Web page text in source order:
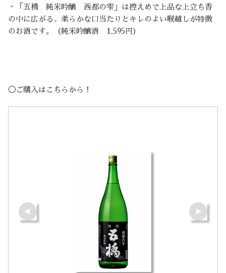
・「五橋 純米吟醸 西都の雫」は控えめで上品な上立ち香
の中に広がる、柔らかな口当たりとキレのよい喉越しが特徴
のお酒です。（純米吟醸酒 1,595円）
◯ご購入はこちらから！